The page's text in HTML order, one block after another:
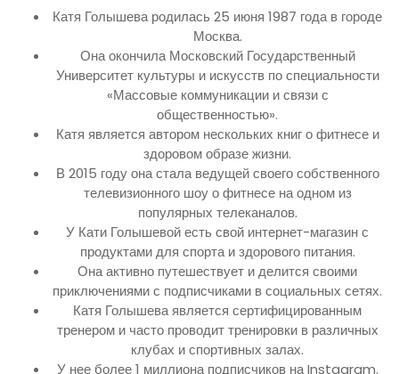
Катя Голышева родилась 25 июня 1987 года в городе
Москва.
Она окончила Московский Государственный
Университет культуры и искусств по специальности
«Массовые коммуникации и связи с
общественностью».
Катя является автором нескольких книг о фитнесе и
здоровом образе жизни.
В 2015 году она стала ведущей своего собственного
телевизионного шоу о фитнесе на одном из
популярных телеканалов.
У Кати Голышевой есть свой интернет-магазин с
продуктами для спорта и здорового питания.
Она активно путешествует и делится своими
приключениями с подписчиками в социальных сетях.
Катя Голышева является сертифицированным
тренером и часто проводит тренировки в различных
клубах и спортивных залах.
У нее более 1 миллиона подписчиков на Instagram.